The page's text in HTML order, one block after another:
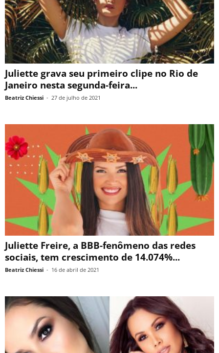
Juliette grava seu primeiro clipe no Rio de
Janeiro nesta segunda-feira...
Beatriz Chiessi - 27 de julho de 2021
Juliette Freire, a BBB-fenômeno das redes
sociais, tem crescimento de 14.074%...
Beatriz Chiessi - 16 de abril de 2021